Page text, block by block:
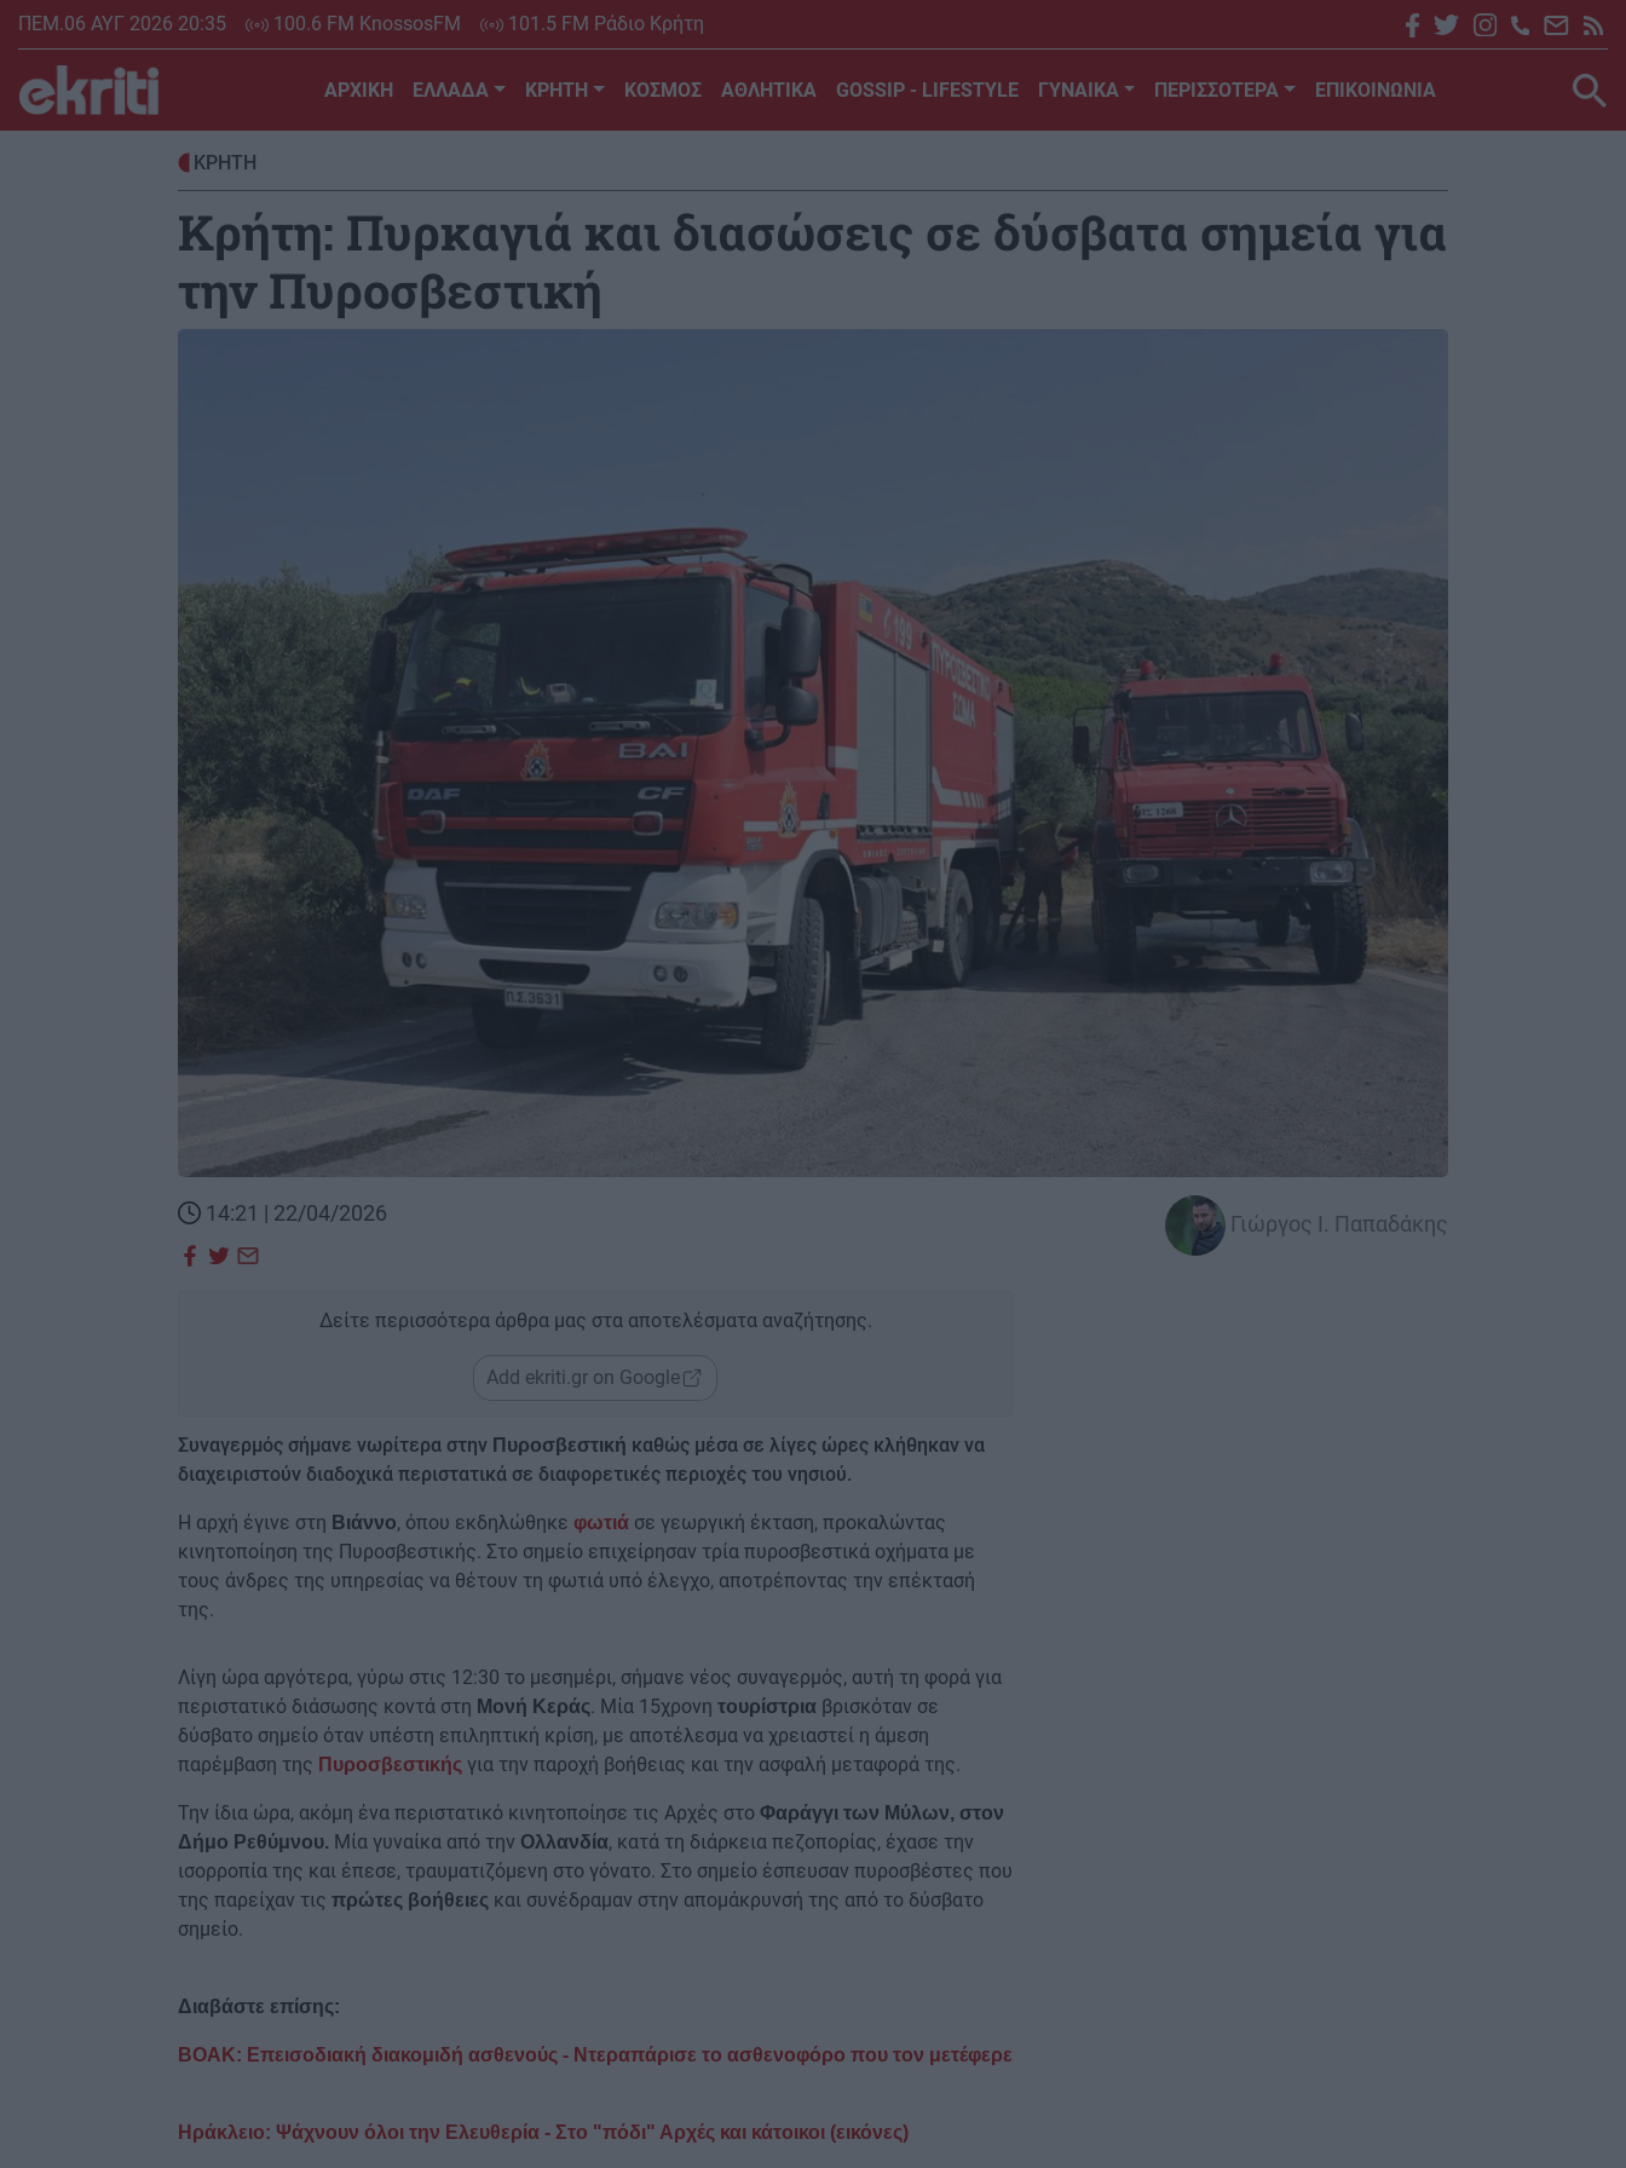
Skip
content
ΠΕΜ.06 ΑΥΓ 2026 20:35 100.6 FM KnossosFM 101.5 FM Ράδιο Κρήτη
ΑΡΧΙΚΗ ΕΛΛΑΔΑ ΚΡΗΤΗ ΚΟΣΜΟΣ ΑΘΛΗΤΙΚΑ GOSSIP - LIFESTYLE ΓΥΝΑΙΚΑ ΠΕΡΙΣΣΟΤΕΡΑ ΕΠΙΚΟΙΝΩΝΙΑ
ΚΡΗΤΗ
Κρήτη: Πυρκαγιά και διασώσεις σε δύσβατα σημεία για
την Πυροσβεστική
14:21 | 22/04/2026 Γιώργος Ι. Παπαδάκης
Δείτε περισσότερα άρθρα μας στα αποτελέσματα αναζήτησης.
Add ekriti.gr on Google
Συναγερμός σήμανε νωρίτερα στην Πυροσβεστική καθώς μέσα σε λίγες ώρες κλήθηκαν να
διαχειριστούν διαδοχικά περιστατικά σε διαφορετικές περιοχές του νησιού.
Η αρχή έγινε στη Βιάννο, όπου εκδηλώθηκε φωτιά σε γεωργική έκταση, προκαλώντας
κινητοποίηση της Πυροσβεστικής. Στο σημείο επιχείρησαν τρία πυροσβεστικά οχήματα με
τους άνδρες της υπηρεσίας να θέτουν τη φωτιά υπό έλεγχο, αποτρέποντας την επέκτασή
της.
Λίγη ώρα αργότερα, γύρω στις 12:30 το μεσημέρι, σήμανε νέος συναγερμός, αυτή τη φορά για
περιστατικό διάσωσης κοντά στη Μονή Κεράς. Μία 15χρονη τουρίστρια βρισκόταν σε
δύσβατο σημείο όταν υπέστη επιληπτική κρίση, με αποτέλεσμα να χρειαστεί η άμεση
παρέμβαση της Πυροσβεστικής για την παροχή βοήθειας και την ασφαλή μεταφορά της.
Την ίδια ώρα, ακόμη ένα περιστατικό κινητοποίησε τις Αρχές στο Φαράγγι των Μύλων, στον
Δήμο Ρεθύμνου. Μία γυναίκα από την Ολλανδία, κατά τη διάρκεια πεζοπορίας, έχασε την
ισορροπία της και έπεσε, τραυματιζόμενη στο γόνατο. Στο σημείο έσπευσαν πυροσβέστες που
της παρείχαν τις πρώτες βοήθειες και συνέδραμαν στην απομάκρυνσή της από το δύσβατο
σημείο.
Διαβάστε επίσης:
ΒΟΑΚ: Επεισοδιακή διακομιδή ασθενούς - Ντεραπάρισε το ασθενοφόρο που τον μετέφερε
Ηράκλειο: Ψάχνουν όλοι την Ελευθερία - Στο "πόδι" Αρχές και κάτοικοι (εικόνες)